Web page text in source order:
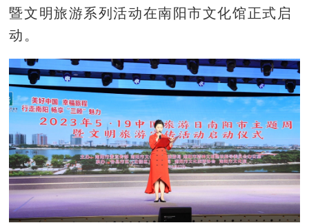
暨文明旅游系列活动在南阳市文化馆正式启
动。